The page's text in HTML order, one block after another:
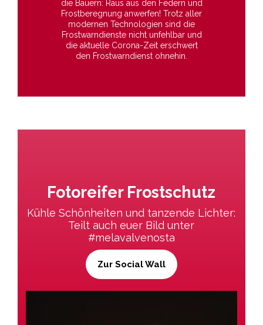
die Bauern: Raus aus den Federn und
Frostberegnung anwerfen! Trotz aller
modernen Technologien sind die
Frostwarndienste nicht unfehlbar und
die aktuelle Corona-Zeit erschwert
den Frostwarndienst ohnehin.
Fotoreifer Frostschutz
Kühle Schönheiten und tanzende Lichter:
Teilt auch euer Bild unter
#melavalvenosta
Zur Social Wall